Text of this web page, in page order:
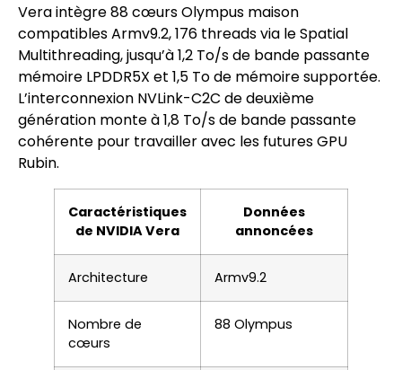
Vera intègre 88 cœurs Olympus maison
compatibles Armv9.2, 176 threads via le Spatial
Multithreading, jusqu’à 1,2 To/s de bande passante
mémoire LPDDR5X et 1,5 To de mémoire supportée.
L’interconnexion NVLink-C2C de deuxième
génération monte à 1,8 To/s de bande passante
cohérente pour travailler avec les futures GPU
Rubin.
Caractéristiques
de NVIDIA Vera
Données
annoncées
Architecture Armv9.2
Nombre de
cœurs
88 Olympus